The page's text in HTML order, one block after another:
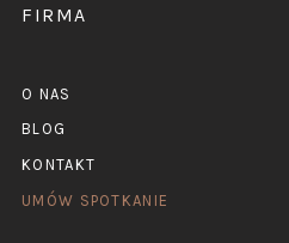
FIRMA
O NAS
BLOG
KONTAKT
UMÓW SPOTKANIE